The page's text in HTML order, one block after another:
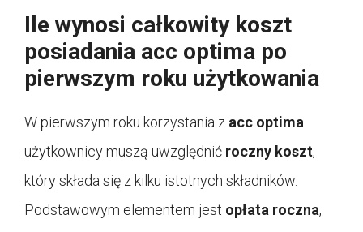
Ile wynosi całkowity koszt
posiadania acc optima po
pierwszym roku użytkowania
W pierwszym roku korzystania z acc optima
użytkownicy muszą uwzględnić roczny koszt,
który składa się z kilku istotnych składników.
Podstawowym elementem jest opłata roczna,